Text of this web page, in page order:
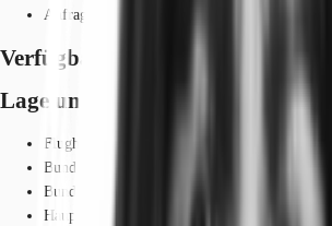
Anfrage senden
Verfügbare Fläche
Lage und Verkehrsanbindung
Flughafen, Frankfurt am Main, Fahrzeit: 15
Bundesautobahn, A 648, Fahrzeit: 5 min
Bundesautobahn, A 5, Fahrzeit: 7 min
Hauptbahnhof, Frankfurt am Main, Fahrzeit: 3